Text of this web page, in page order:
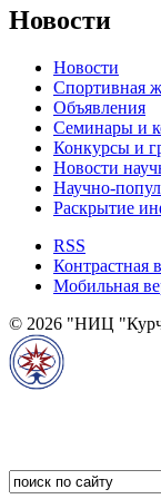
Новости
Новости
Спортивная
Объявления
Семинары и
Конкурсы и
Новости
Научно-
Раскрытие
RSS
Контрастная
Мобильная
© 2026 "НИЦ